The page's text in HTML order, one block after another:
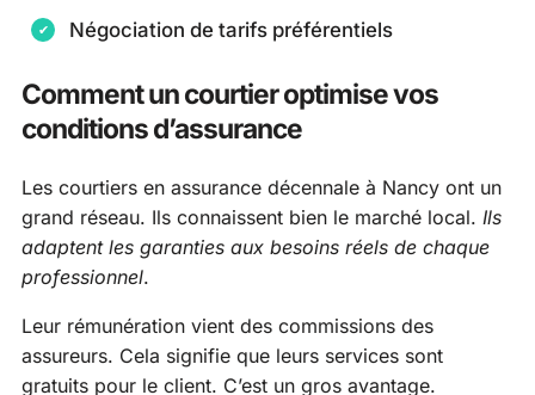
Négociation de tarifs préférentiels
Comment un courtier optimise vos
conditions d’assurance
Les courtiers en assurance décennale à Nancy ont un
grand réseau. Ils connaissent bien le marché local. Ils
adaptent les garanties aux besoins réels de chaque
professionnel.
Leur rémunération vient des commissions des
assureurs. Cela signifie que leurs services sont
gratuits pour le client. C’est un gros avantage.